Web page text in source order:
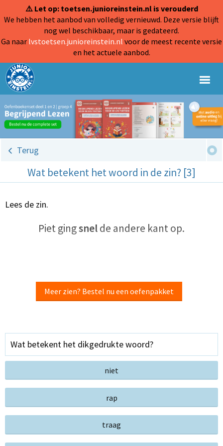
⚠️ Let op: toetsen.junioreinstein.nl is verouderd
We hebben het aanbod van volledig vernieuwd. Deze versie blijft
nog wel beschikbaar, maar is gedateerd.
Ga naar lvstoetsen.junioreinstein.nl voor de meest recente versie
en het actuele aanbod.
Terug
Wat betekent het woord in de zin? [3]
Lees de zin.
Piet gingsnelde andere kant op.
Meer zien? Bestel nu een oefenpakket
Wat betekent het dikgedrukte woord?
niet
rap
traag